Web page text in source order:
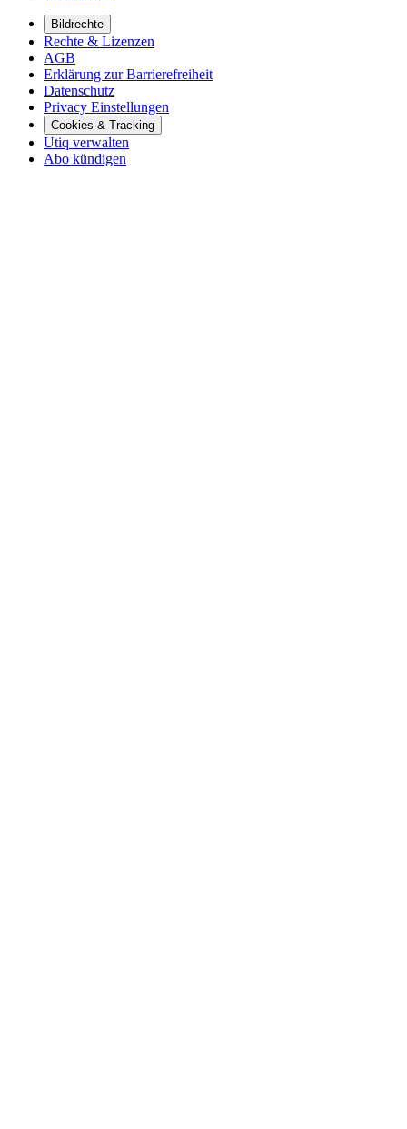
Bildrechte
Rechte & Lizenzen
AGB
Erklärung zur Barrierefreiheit
Datenschutz
Privacy Einstellungen
Cookies & Tracking
Utiq verwalten
Abo kündigen